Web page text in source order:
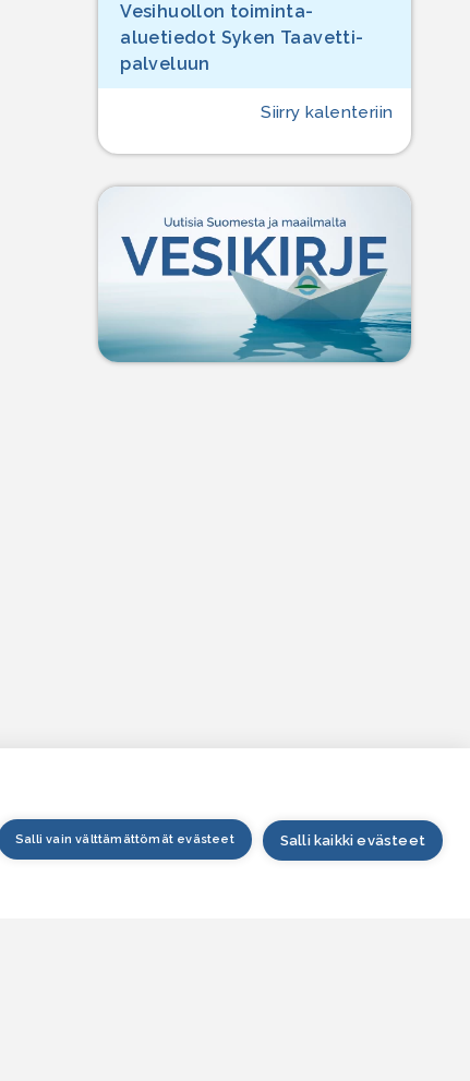
Vesihuollon toiminta-
aluetiedot Syken Taavetti-
palveluun
Siirry kalenteriin
Salli vain välttämättömät evästeet Salli kaikki evästeet